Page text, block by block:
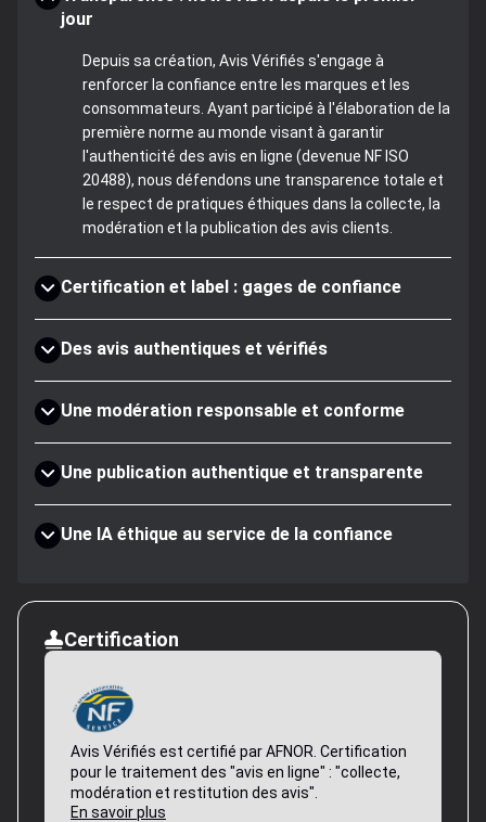
jour
Depuis sa création, Avis Vérifiés s'engage à
renforcer la confiance entre les marques et les
consommateurs. Ayant participé à l'élaboration de la
première norme au monde visant à garantir
l'authenticité des avis en ligne (devenue NF ISO
20488), nous défendons une transparence totale et
le respect de pratiques éthiques dans la collecte, la
modération et la publication des avis clients.
Certification et label : gages de confiance
Des avis authentiques et vérifiés
Une modération responsable et conforme
Une publication authentique et transparente
Une IA éthique au service de la confiance
Certification
Avis Vérifiés est certifié par AFNOR. Certification
pour le traitement des "avis en ligne" : "collecte,
modération et restitution des avis".
En savoir plus